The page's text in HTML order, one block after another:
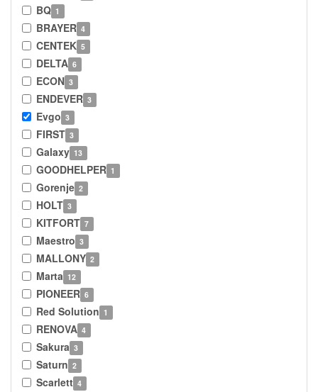
BQ 1
BRAYER 4
CENTEK 5
DELTA 6
ECON 3
ENDEVER 3
Evgo 3
FIRST 3
Galaxy 13
GOODHELPER 1
Gorenje 2
HOLT 3
KITFORT 7
Maestro 3
MALLONY 2
Marta 12
PIONEER 6
Red Solution 1
RENOVA 4
Sakura 3
Saturn 2
Scarlett 4